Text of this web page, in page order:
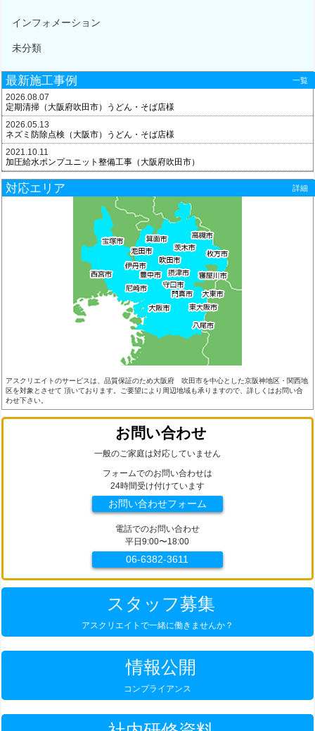
インフォメーション
未分類
最新施工事例 一覧
2026.08.07
定期清掃（大阪府吹田市）うどん・そば店様
2026.05.13
ネズミ防除点検（大阪市）うどん・そば店様
2021.10.11
加圧給水ポンプユニット整備工事（大阪府吹田市）
対応エリア 詳細
アスクリエイトのサービスは、品質保証のため大阪府 吹田市を中心とした京阪神地区・関西地
区を対象とさせて 頂いております。ご要望により周辺地域も承りますので、詳しくはお問い合
わせ下さい。
お問い合わせ
一般のご家庭は対応していません
フォームでのお問い合わせは
24時間受け付けています
お問い合わせフォーム
電話でのお問い合わせ
平日9:00〜18:00
06-6382-3611
スタッフ募集
アスクリエイトで一緒に働きませんか？
情報公開
コンプライアンス